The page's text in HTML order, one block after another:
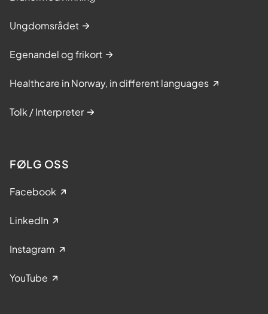
Ungdomsrådet
Egenandel og frikort
Healthcare in Norway, in different languages
Tolk / Interpreter
FØLG OSS
Facebook
LinkedIn
Instagram
YouTube